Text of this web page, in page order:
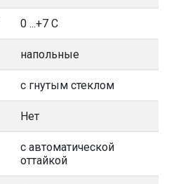
0 ...+7 С
напольные
с гнутым стеклом
Нет
с автоматической
оттайкой